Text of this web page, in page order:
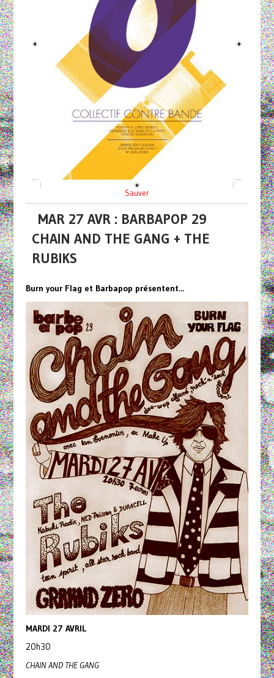
Sauver
MAR 27 AVR : BARBAPOP 29
CHAIN AND THE GANG + THE
RUBIKS
Burn your Flag et Barbapop présentent...
MARDI 27 AVRIL
20h30
CHAIN AND THE GANG